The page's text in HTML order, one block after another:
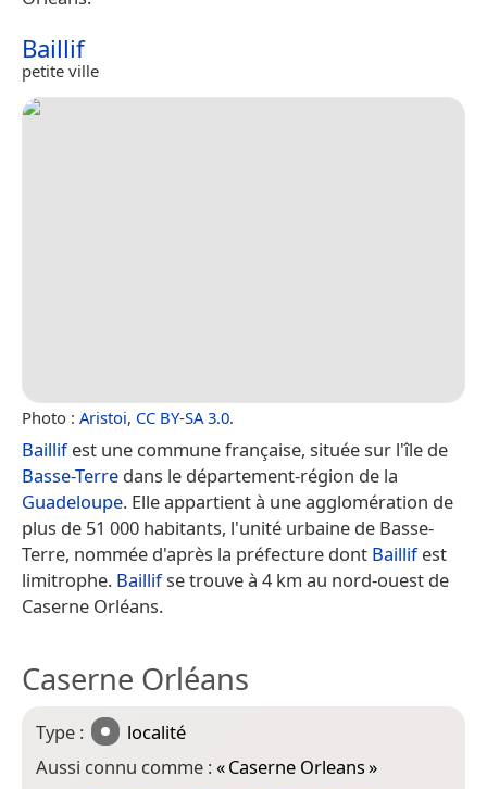
Baillif
petite ville
Photo : Aristoi, CC BY-SA 3.0.
Baillifest une commune française, située sur l'île de
Basse-Terre dans le département-région de la
Guadeloupe. Elle appartient à une agglomération de
plus de 51 000 habitants, l'unité urbaine de Basse-
Terre, nommée d'après la préfecture dont Baillifest
limitrophe. Baillifse trouve à 4 km au nord-ouest de
Caserne Orléans.
Caserne Orléans
Type :
localité
Aussi connu comme :«Caserne Orleans»